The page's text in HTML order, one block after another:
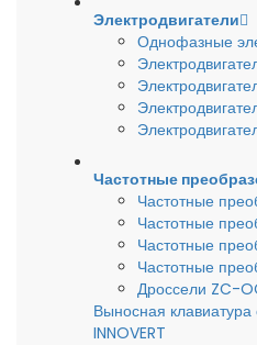
Электродвигатели
Однофазные
Частотные
Частотные
Частотные
Частотные
Частотные
Дроссели ZC-
Выносная
INNOVERT